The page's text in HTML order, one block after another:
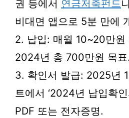
권 등에서 연금저축펀드
비대면 앱으로 5분 만에
2. 납입: 매월 10~20만원
2024년 총 700만원 목표.
3. 확인서 발급: 2025년
트에서 ‘2024년 납입확
PDF 또는 전자증명.